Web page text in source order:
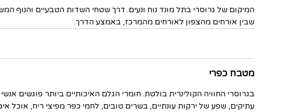
המיקום של גרוסרי בתל מונד נוח ונעים. דרך שטחי השדות הטבעיים והנוף
שבין אורחים מהצפון לאורחים מהמרכז, באמצע הדרך.
מטבח כפרי
בגרוסרי החוויה הקולינרית בולטת. חומרי הגלם האיכותיים ביותר פוגשים
עתיקים, שפע של ירקות עונתיים, בשרים טובים, לחמי כפר מפיצי ריח,